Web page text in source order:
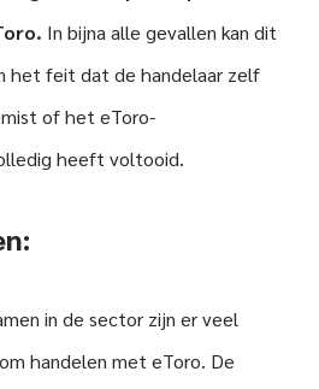
. In bijna alle gevallen kan dit
het feit dat de handelaar zelf
of het eToro-
heeft voltooid.
in de sector zijn er veel
handelen met eToro. De